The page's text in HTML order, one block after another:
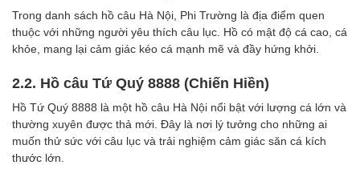
Trong danh sách hồ câu Hà Nội, Phi Trường là địa điểm quen
thuộc với những người yêu thích câu lục. Hồ có mật độ cá cao, cá
khỏe, mang lại cảm giác kéo cá mạnh mẽ và đầy hứng khởi.
2.2. Hồ câu Tứ Quý 8888 (Chiến Hiền)
Hồ Tứ Quý 8888 là một hồ câu Hà Nội nổi bật với lượng cá lớn và
thường xuyên được thả mới. Đây là nơi lý tưởng cho những ai
muốn thử sức với câu lục và trải nghiệm cảm giác săn cá kích
thước lớn.